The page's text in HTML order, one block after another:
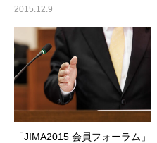
2015.12.9
「JIMA2015 会員フォーラム」